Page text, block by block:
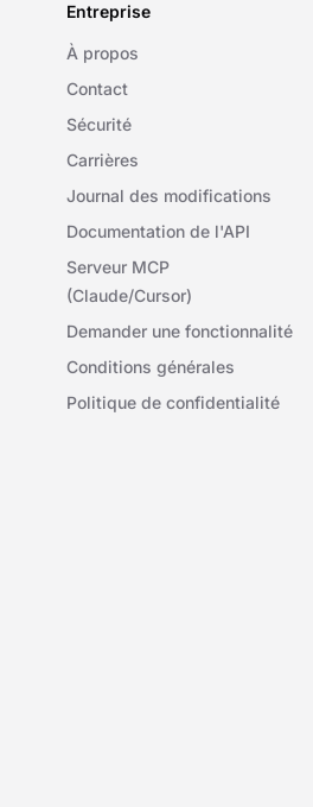
Entreprise
À propos
Contact
Sécurité
Carrières
Journal des modifications
Documentation de l'API
Serveur MCP
(Claude/Cursor)
Demander une fonctionnalité
Conditions générales
Politique de confidentialité